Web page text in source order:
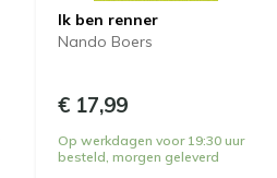
Ik ben renner
Nando Boers
€ 17,99
Op werkdagen voor 19:30 uur
besteld, morgen geleverd